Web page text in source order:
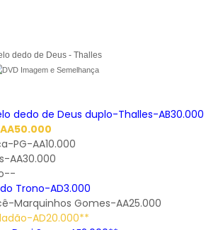
dedo de Deus duplo-Thalles-AB30.000
PG-AA10.000
AA30.000
Trono-AD3.000
Marquinhos Gomes-AA25.000
AD20.000**